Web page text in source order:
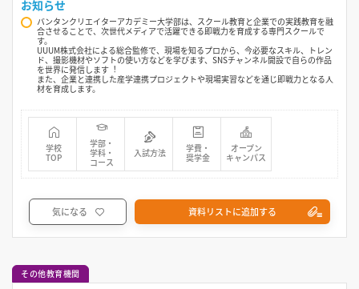
お知らせ
バンタンクリエイターアカデミー大学部は、スクール教育と企業での実践教育を融
合させることで、次世代メディアで活躍できる即戦力を育成する専門スクールで
す。
UUUM株式会社による総合監修で、現場を知るプロから、今必要なスキル、トレン
ド、撮影機材やソフトの使い方などを学びます、SNSチャンネル開設で自らの作品
を世界に発信します︕
また、企業と連携した産学連携プロジェクトや現場実習などを通じ即戦力となる人
材を育成します。
学校
TOP
学部・
学科・
コース
入試方法
学費・
奨学金
オープン
キャンパス
気になる 資料リストに追加する
その他教育機関